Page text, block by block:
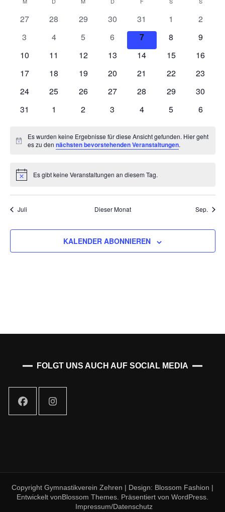
und
Kalender
von
Veranstaltungen
0
27
0
28
0
Veranstaltungen
29
0
Veranstaltungen
30
0
Veranstaltungen
31
0
1
0
2
0
3
0
4
0
Veranstaltungen
5
0
Veranstaltungen
6
0
Veranstaltungen
7
0
8
0
9
0
10
0
11
0
12
0
13
0
14
0
15
0
16
0
17
0
18
0
19
0
20
0
21
0
22
0
23
0
24
0
25
0
26
0
27
0
28
0
29
0
30
0
31
0
1
0
2
0
3
0
4
0
5
0
6
Notice
Es wurden keine Ergebnisse für diese Ansicht gefunden. Hier geht
es zu dennächsten bevorstehenden Veranstaltungen.
Notice Es gibt keine Veranstaltungen an diesem Tag.
Juli Dieser Monat Sep.
KALENDER ABONNIEREN
FOLGT UNS AUCH AUF SOCIAL MEDIA
Copyright Gymnastikverein Zehren | Design: Blossom Fashion |
Entwickelt vonBlossom Themes. Präsentiert von WordPress.
Impressum/Datenschutz